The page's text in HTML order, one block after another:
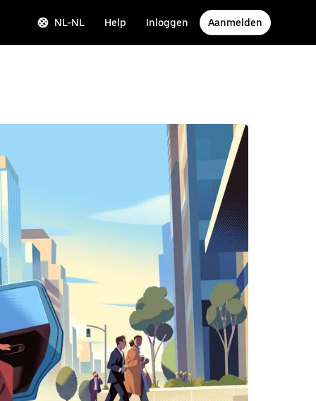
NL-NL Help Inloggen Aanmelden